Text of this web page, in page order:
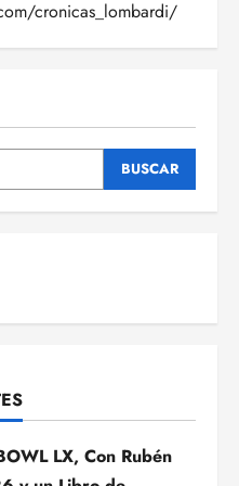
cronicas_lombardi/
BUSCAR
LX, Con Rubén